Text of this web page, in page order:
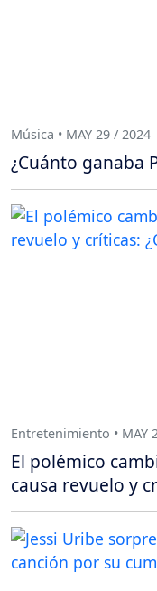
Música • MAY 29 / 2024
¿Cuánto ganaba
Entretenimiento • MAY
El polémico
causa revuelo y